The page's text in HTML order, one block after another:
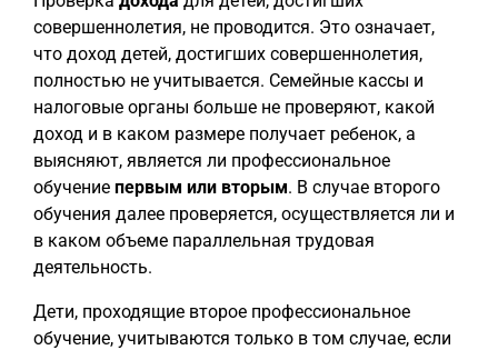
совершеннолетия, не проводится. Это означает,
что доход детей, достигших совершеннолетия,
полностью не учитывается. Семейные кассы и
налоговые органы больше не проверяют, какой
доход и в каком размере получает ребенок, а
выясняют, является ли профессиональное
обучение первым или вторым. В случае второго
обучения далее проверяется, осуществляется ли и
в каком объеме параллельная трудовая
деятельность.
Дети, проходящие второе профессиональное
обучение, учитываются только в том случае, если